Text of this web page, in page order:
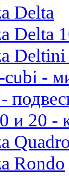
Delta
Delta
-
и 20
Rondo